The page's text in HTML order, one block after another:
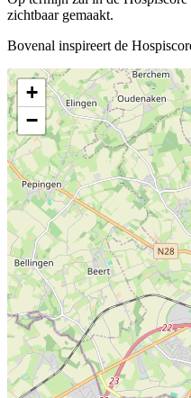
zichtbaar gemaakt.
Bovenal inspireert de
+
−